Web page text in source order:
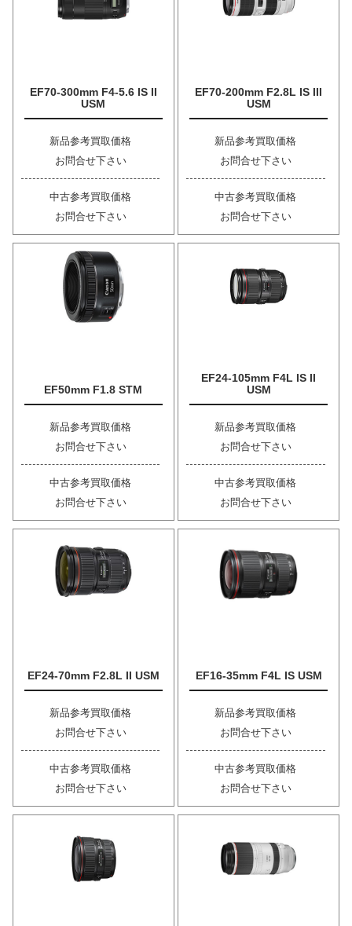
EF70-300mm F4-5.6 IS II
USM
新品参考買取価格
お問合せ下さい
中古参考買取価格
お問合せ下さい
EF70-200mm F2.8L IS III
USM
新品参考買取価格
お問合せ下さい
中古参考買取価格
お問合せ下さい
EF50mm F1.8 STM
新品参考買取価格
お問合せ下さい
中古参考買取価格
お問合せ下さい
EF24-105mm F4L IS II
USM
新品参考買取価格
お問合せ下さい
中古参考買取価格
お問合せ下さい
EF24-70mm F2.8L II USM
新品参考買取価格
お問合せ下さい
中古参考買取価格
お問合せ下さい
EF16-35mm F4L IS USM
新品参考買取価格
お問合せ下さい
中古参考買取価格
お問合せ下さい